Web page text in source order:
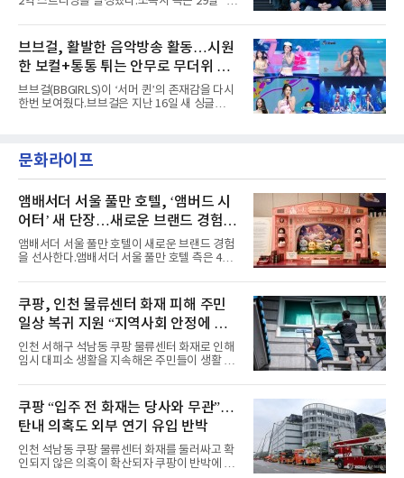
고도 매혹적인 비주얼을 완성했다.스타일링 역
엣을 거침없이 결합했다. 멤버들은 각기 다른 개
성을 살린 스타일링을 선
벌 오디오·음원 스트리밍 플랫폼 스포티파이에
서 27일 자로 누적 재생 수 2억 회를 돌파했
다”고 밝혔다.곡이 발표된 지 약 10개월 만이다.
팀의 첫 번째 2억 스트리밍 곡은 동일 음반에 수
록된 ‘GO!’다. 이 노래는 공개 약 9개월 만인 지
난달 26일 자에 2억 고지를 밟았다. 이는 최근 5
년 내 데뷔한 보이그룹의 곡 중 최단기 2억 달성
했다. “내 티, 5 bucks 바지는, 만원” 등 멤버들
의 라이프 스타일
브브걸, 활발한 음악방송 활동…시원
한 보컬+통통 튀는 안무로 무더위 사
냥
브브걸(BBGIRLS)이 ‘서머 퀸’의 존재감을 다시
한번 보여줬다.브브걸은 지난 16일 새 싱글
MBC '쇼! 음악중심', SBS '인기가요' 등 주요 음
악방송 무대에 올라 화려한 퍼포먼스를 펼쳤다.
력을 앞세워 매 무대 색다른 볼거리를 선사했다.
특히 화사한 파스텔 톤의 비치웨어부터 청량한
마린룩, 햇살 아래 반짝이는 물결을 연상시키는
스커트, 강렬한 붉은 계열의 스타일링까지 각기
다른 매력을 선보였다. 브브걸은 다채로운 여름
패션을 완벽하게 소화하며 보
문화라이프
앰배서더 서울 풀만 호텔, ‘앰버드 시
어터’ 새 단장…새로운 브랜드 경험 선
사
앰배서더 서울 풀만 호텔이 새로운 브랜드 경험
을 선사한다.앰배서더 서울 풀만 호텔 측은 4일
이야기를 담은 인형 극장 콘셉트의 공간 ‘앰버드
시어터(Ambird Theater)’를 새롭게 선보인
다”고 밝혔다.앰배서더 서울 풀만 호텔은 로비
한편에 마련된 앰버드 존을 통해 앰버드의 세계
관을 소개해왔다. 앰버드 존은 앰버드가 우주여
행 중 수집한 다양한 굿즈를 전시한 '앰버드 플래
닛(Ambird Planet)과 계절별 플라워 연출로 사
라 극장을 모티브로 한 데코레이션으로 구성됐
다. 무대 공간 및 티켓 박스
쿠팡, 인천 물류센터 화재 피해 주민
일상 복귀 지원 “지역사회 안정에 총
력”
인천 서해구 석남동 쿠팡 물류센터 화재로 인해
임시 대피소 생활을 지속해온 주민들이 생활 터
필먼트서비스(CFS)가 지난 28일부터 화재 피해
주민을 대상으로 전문 출장 청소서비스 지원에
나섬으로써 본격적인 지역사회 복구 작업이 시
작된 것이다.대피소 주민 중심 청소 접수, 첫날
부터 2가구 지원 완료CFS는 신현초등학교, 신
현북초등학교, 신현여자중학교 등 인천 서해구
관내 임시 대피소 3곳에서 체류해온 화재 피해
쿠팡 “입주 전 화재는 당사와 무관”…
탄내 의혹도 외부 연기 유입 반박
인천 석남동 쿠팡 물류센터 화재를 둘러싸고 확
인되지 않은 의혹이 확산되자 쿠팡이 반박에 나